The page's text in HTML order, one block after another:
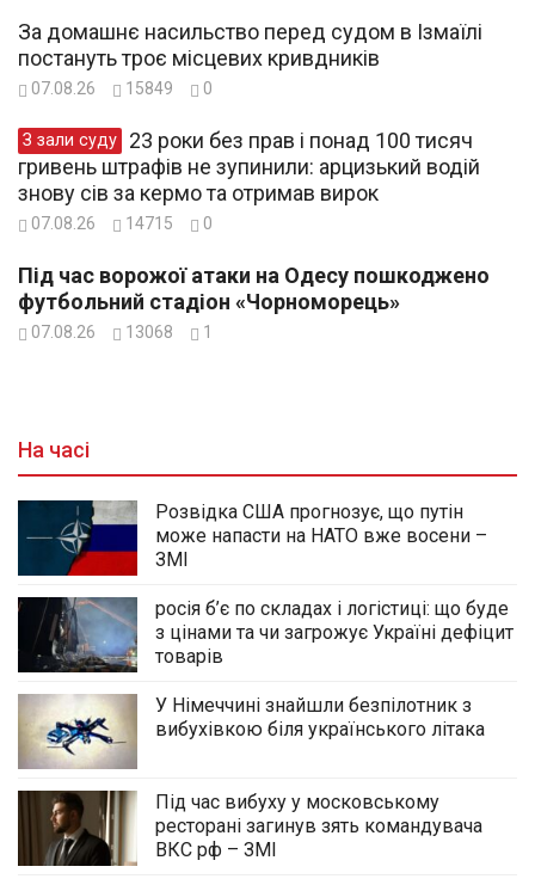
За домашнє насильство перед судом в Ізмаїлі
постануть троє місцевих кривдників
07.08.26 15849 0
З зали суду
гривень штрафів не зупинили: арцизький водій
знову сів за кермо та отримав вирок
07.08.26 14715 0
Під час ворожої атаки на Одесу пошкоджено
футбольний стадіон «Чорноморець»
07.08.26 13068 1
На часі
Розвідка США прогнозує, що путін
може напасти на НАТО вже восени –
ЗМІ
росія б’є по складах і логістиці: що буде
з цінами та чи загрожує Україні дефіцит
товарів
У Німеччині знайшли безпілотник з
вибухівкою біля українського літака
Під час вибуху у московському
ресторані загинув зять командувача
ВКС рф – ЗМІ